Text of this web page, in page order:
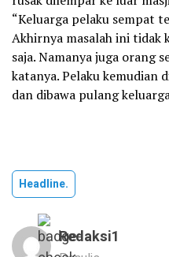
“Keluarga pelaku sempat
Akhirnya masalah ini tidak
saja. Namanya juga orang
katanya. Pelaku kemudian
dan dibawa pulang
Headline.
Redaksi1